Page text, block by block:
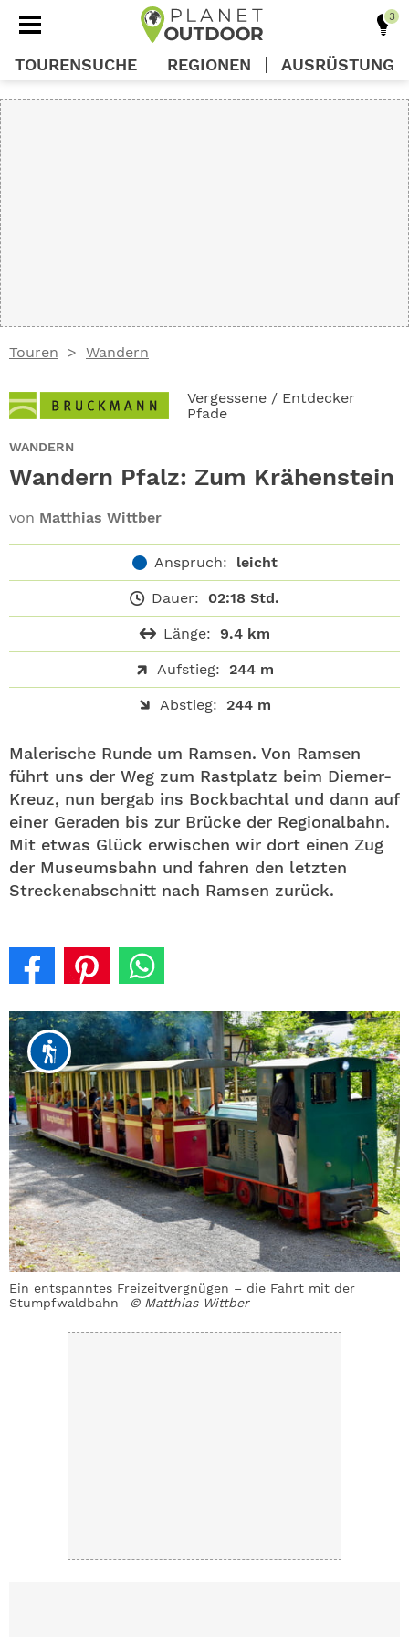
Touren Wandern
Vergessene / Entdecker
Pfade
WANDERN
Wandern Pfalz: Zum Krähenstein
von Matthias Wittber
Anspruch: leicht
Dauer: 02:18 Std.
Länge: 9.4 km
Aufstieg: 244 m
Abstieg: 244 m
Malerische Runde um Ramsen. Von Ramsen
führt uns der Weg zum Rastplatz beim Diemer-
Kreuz, nun bergab ins Bockbachtal und dann auf
einer Geraden bis zur Brücke der Regionalbahn.
Mit etwas Glück erwischen wir dort einen Zug
der Museumsbahn und fahren den letzten
Streckenabschnitt nach Ramsen zurück.
Ein entspanntes Freizeitvergnügen – die Fahrt mit der
Stumpfwaldbahn
© Matthias Wittber
TOURENSUCHE REGIONEN AUSRÜSTUNG
ABO
NEWSLETTER